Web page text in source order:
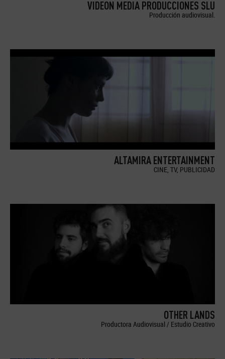
VIDEON MEDIA PRODUCCIONES SLU
Producción audiovisual.
ALTAMIRA ENTERTAINMENT
CINE, TV, PUBLICIDAD
OTHER LANDS
Productora Audiovisual / Estudio Creativo